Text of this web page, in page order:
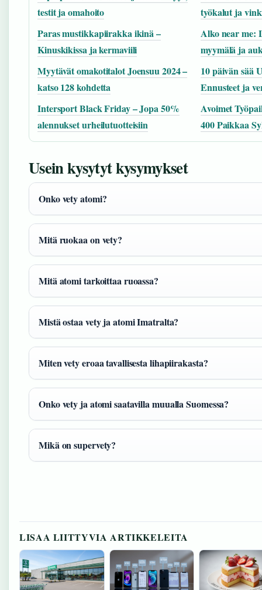
testit ja omahoito
työkalut ja
Paras mustikkapiirakka ikinä –
Kinuskikissa ja kermaviili
Alko near me:
myymälä ja
Myytävät omakotitalot Joensuu 2024 –
katso 128 kohdetta
10 päivän sää
Ennusteet ja
Intersport Black Friday – Jopa 50%
alennukset urheilutuotteisiin
Avoimet
400 Paikkaa
Usein kysytyt kysymykset
Onko vety atomi?
Mitä ruokaa on vety?
Mitä atomi tarkoittaa ruoassa?
Mistä ostaa vety ja atomi Imatralta?
Miten vety eroaa tavallisesta lihapiirakasta?
Onko vety ja atomi saatavilla muualla Suomessa?
Mikä on supervety?
LISAA LIITTYVIA ARTIKKELEITA